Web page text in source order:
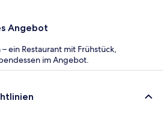
Angebot
ein Restaurant mit Frühstück,
im Angebot.